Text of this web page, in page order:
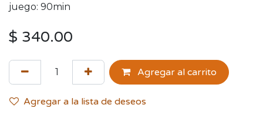
juego: 90min
$ 340.00
Agregar al carrito
Agregar a la lista de deseos